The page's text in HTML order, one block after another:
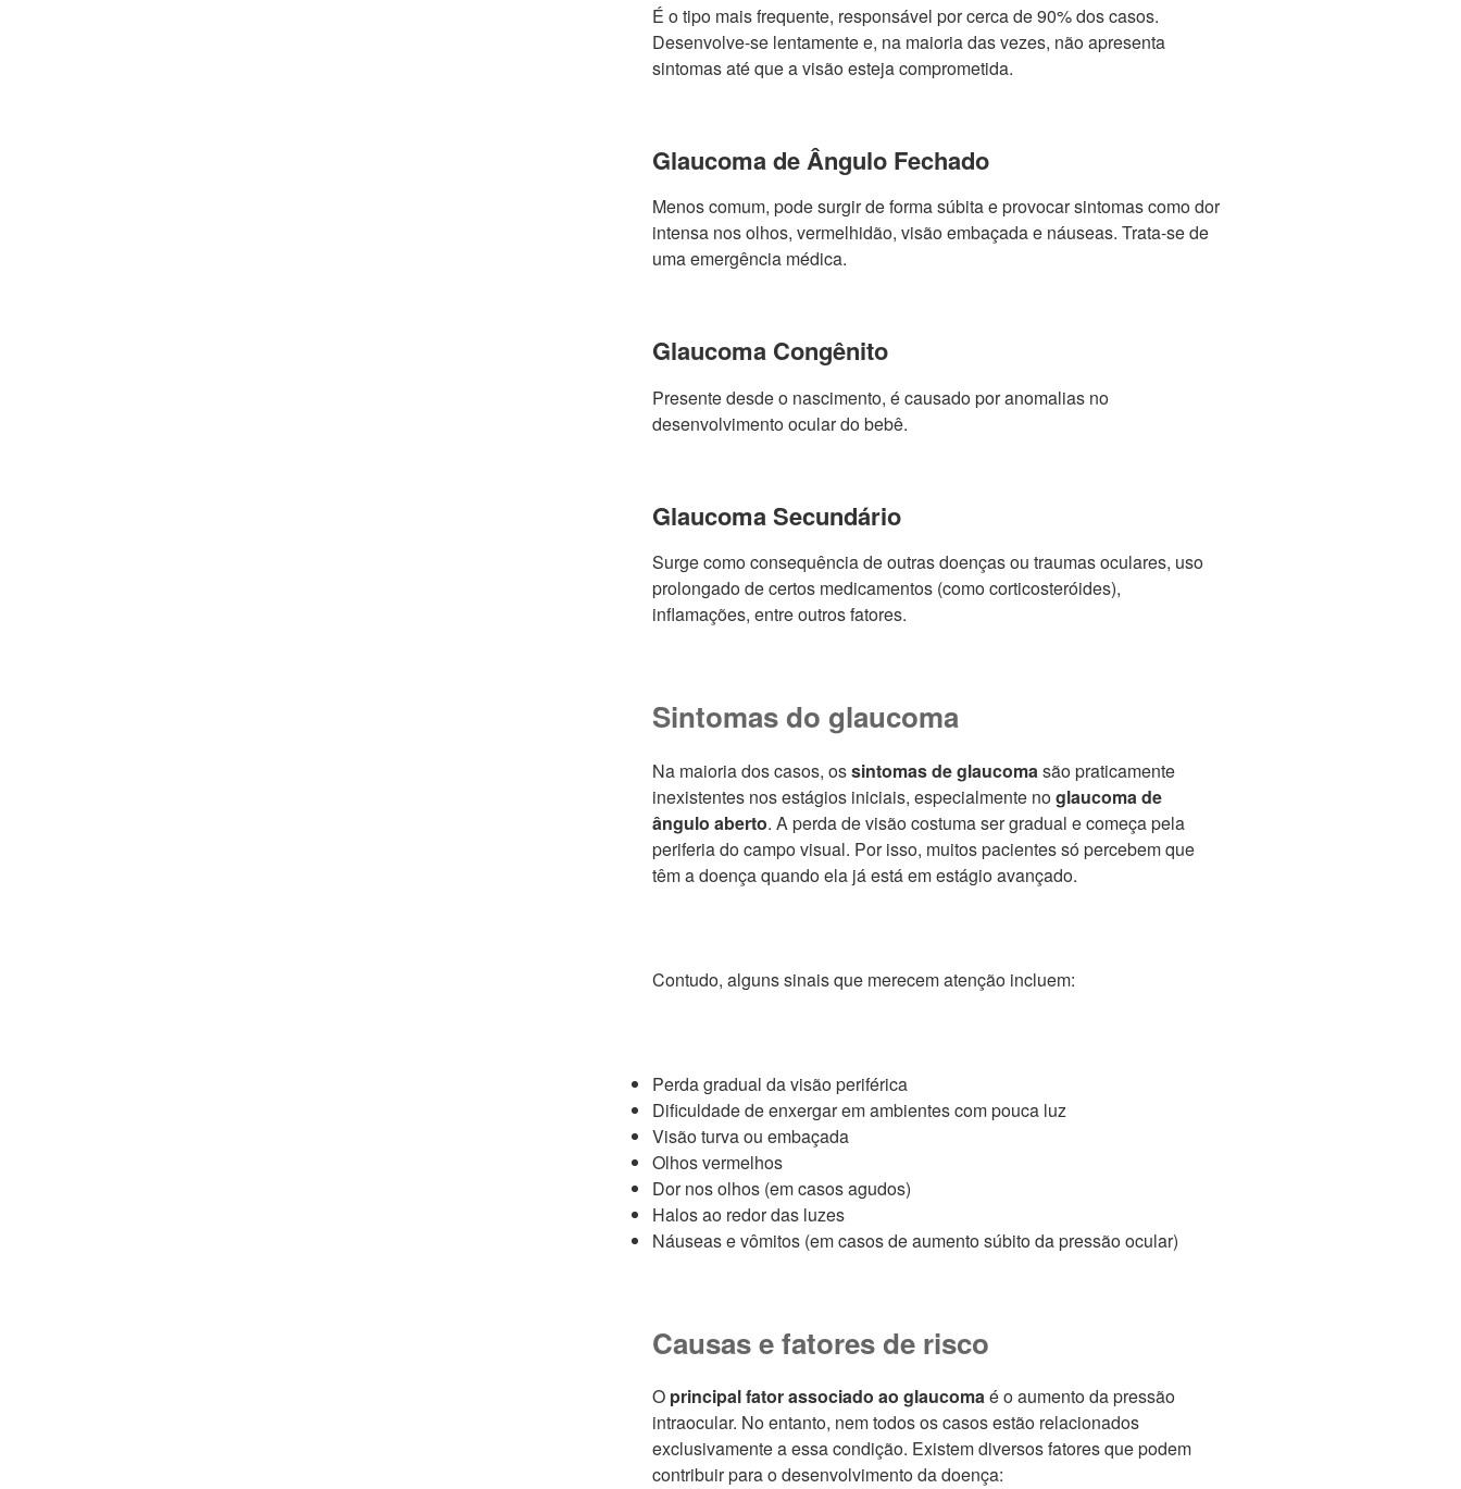
É o tipo mais frequente, responsável por cerca de 90% dos casos.
Desenvolve-se lentamente e, na maioria das vezes, não apresenta
sintomas até que a visão esteja comprometida.
Glaucoma de Ângulo Fechado
Menos comum, pode surgir de forma súbita e provocar sintomas como dor
intensa nos olhos, vermelhidão, visão embaçada e náuseas. Trata-se de
uma emergência médica.
Glaucoma Congênito
Presente desde o nascimento, é causado por anomalias no
desenvolvimento ocular do bebê.
Glaucoma Secundário
Surge como consequência de outras doenças ou traumas oculares, uso
prolongado de certos medicamentos (como corticosteróides),
inflamações, entre outros fatores.
Sintomas do glaucoma
Na maioria dos casos, ossintomas de glaucomasão praticamente
inexistentes nos estágios iniciais, especialmente noglaucoma de
ângulo aberto. A perda de visão costuma ser gradual e começa pela
periferia do campo visual. Por isso, muitos pacientes só percebem que
têm a doença quando ela já está em estágio avançado.
Contudo, alguns sinais que merecem atenção incluem:
Perda gradual da visão periférica
Dificuldade de enxergar em ambientes com pouca luz
Visão turva ou embaçada
Olhos vermelhos
Dor nos olhos (em casos agudos)
Halos ao redor das luzes
Náuseas e vômitos (em casos de aumento súbito da pressão ocular)
Causas e fatores de risco
Oprincipal fator associado ao glaucomaé o aumento da pressão
intraocular. No entanto, nem todos os casos estão relacionados
exclusivamente a essa condição. Existem diversos fatores que podem
contribuir para o desenvolvimento da doença: